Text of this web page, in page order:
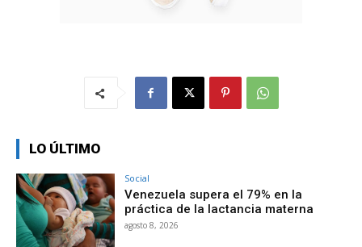
LO ÚLTIMO
Social
Venezuela supera el 79% en la
práctica de la lactancia materna
agosto 8, 2026